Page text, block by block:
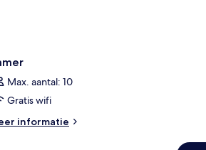
Max. aantal: 10
Gratis wifi
informatie